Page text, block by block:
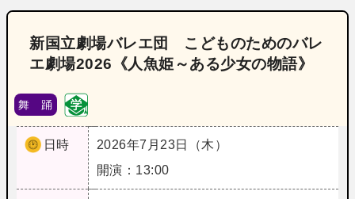
新国立劇場バレエ団 こどものためのバレ
エ劇場2026《人魚姫～ある少女の物語》
舞 踊
日時
2026年7月23日（木）
開演：13:00